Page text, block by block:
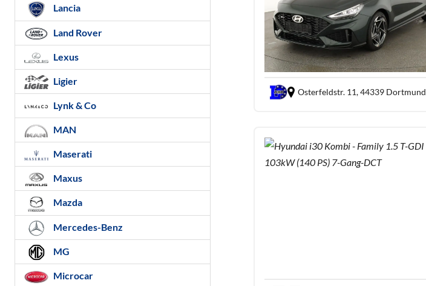
Osterfeldstr. 11,44339 Dortmund
Lancia
Land Rover
Lexus
Ligier
Lynk & Co
MAN
Maserati
Maxus
Mazda
Mercedes-Benz
MG
Microcar